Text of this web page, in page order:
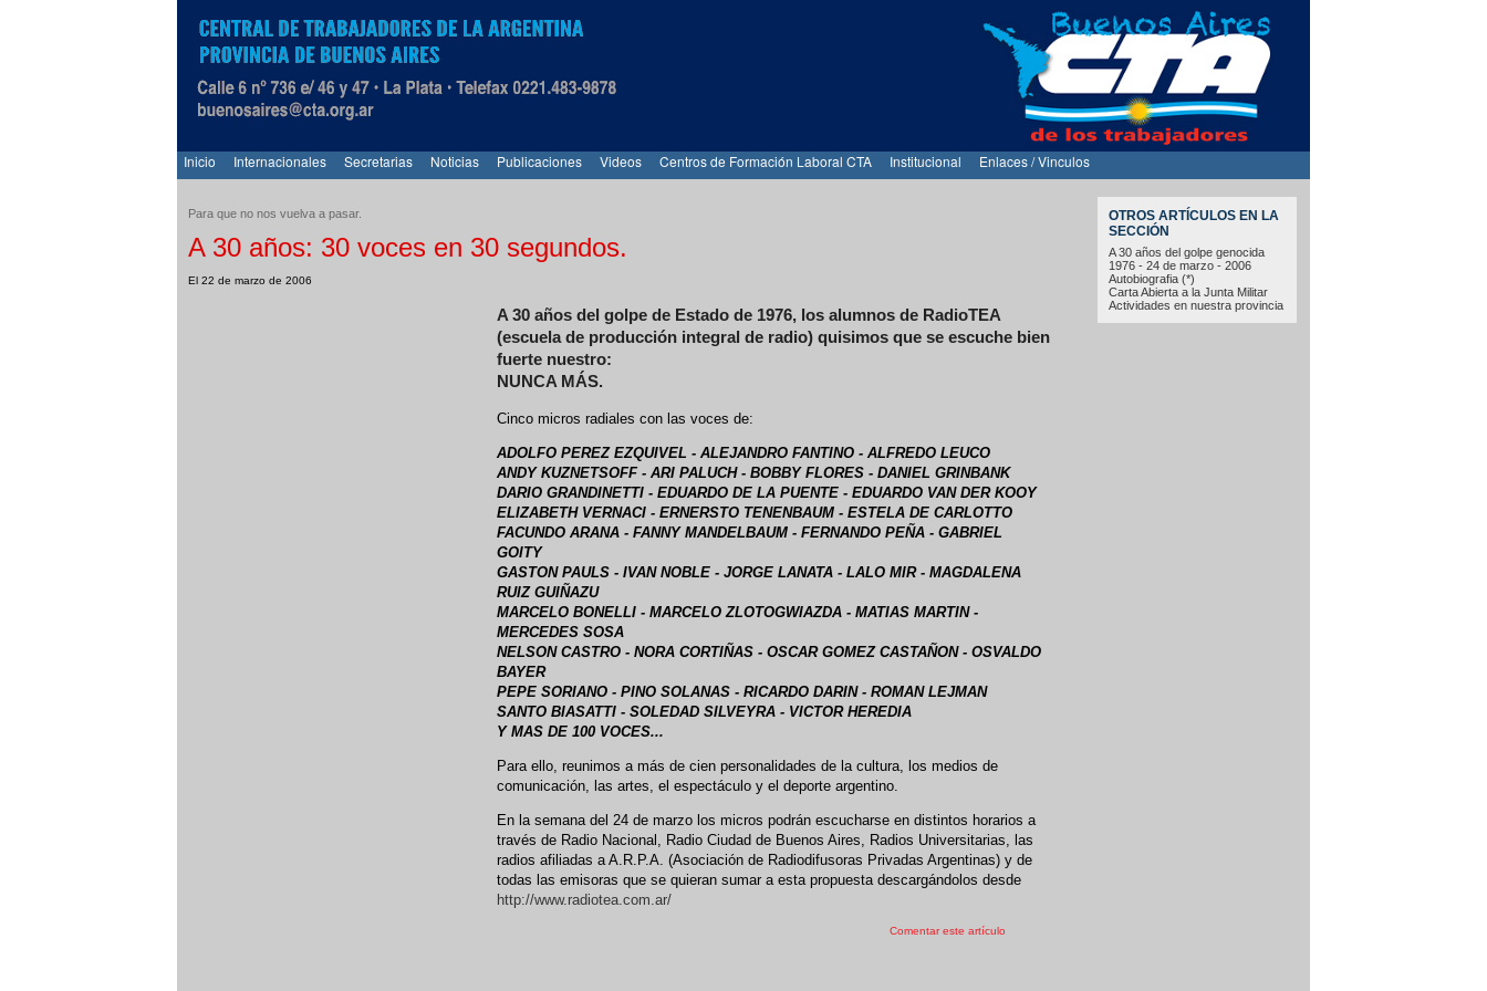
Inicio Internacionales Secretarias Noticias Publicaciones Videos Centros de Formación Laboral CTA Institucional Enlaces / Vinculos
OTROS ARTÍCULOS EN LA
SECCIÓN
A 30 años del golpe genocida
1976 - 24 de marzo - 2006
Autobiografia (*)
Carta Abierta a la Junta Militar
Actividades en nuestra provincia
Para que no nos vuelva a pasar.
A 30 años: 30 voces en 30 segundos.
El 22 de marzo de 2006
A 30 años del golpe de Estado de 1976, los alumnos de RadioTEA
(escuela de producción integral de radio) quisimos que se escuche bien
fuerte nuestro:
NUNCA MÁS.
Cinco micros radiales con las voces de:
ADOLFO PEREZ EZQUIVEL - ALEJANDRO FANTINO - ALFREDO LEUCO
ANDY KUZNETSOFF - ARI PALUCH - BOBBY FLORES - DANIEL GRINBANK
DARIO GRANDINETTI - EDUARDO DE LA PUENTE - EDUARDO VAN DER KOOY
ELIZABETH VERNACI - ERNERSTO TENENBAUM - ESTELA DE CARLOTTO
FACUNDO ARANA - FANNY MANDELBAUM - FERNANDO PEÑA - GABRIEL
GOITY
GASTON PAULS - IVAN NOBLE - JORGE LANATA - LALO MIR - MAGDALENA
RUIZ GUIÑAZU
MARCELO BONELLI - MARCELO ZLOTOGWIAZDA - MATIAS MARTIN -
MERCEDES SOSA
NELSON CASTRO - NORA CORTIÑAS - OSCAR GOMEZ CASTAÑON - OSVALDO
BAYER
PEPE SORIANO - PINO SOLANAS - RICARDO DARIN - ROMAN LEJMAN
SANTO BIASATTI - SOLEDAD SILVEYRA - VICTOR HEREDIA
Y MAS DE 100 VOCES...
Para ello, reunimos a más de cien personalidades de la cultura, los medios de
comunicación, las artes, el espectáculo y el deporte argentino.
En la semana del 24 de marzo los micros podrán escucharse en distintos horarios a
través de Radio Nacional, Radio Ciudad de Buenos Aires, Radios Universitarias, las
radios afiliadas a A.R.P.A. (Asociación de Radiodifusoras Privadas Argentinas) y de
todas las emisoras que se quieran sumar a esta propuesta descargándolos desde
http://www.radiotea.com.ar/
Comentar este artículo